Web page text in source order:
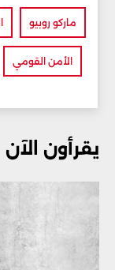
ماركو روبيو
الأمن القومي
يقرأون الآن